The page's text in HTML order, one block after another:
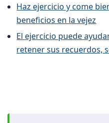
Haz ejercicio y come
beneficios en la vejez
El ejercicio puede
retener sus recuerdos,